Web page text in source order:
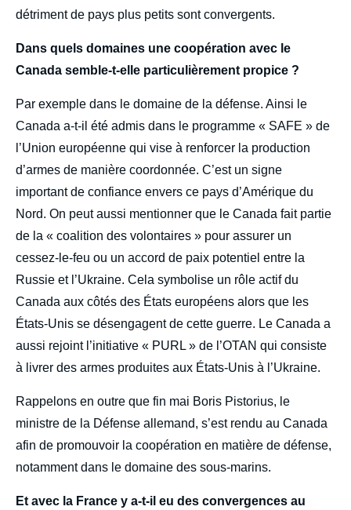
détriment de pays plus petits sont convergents.
Dans quels domaines une coopération avec le
Canada semble-t-elle particulièrement propice ?
Par exemple dans le domaine de la défense. Ainsi le
Canada a-t-il été admis dans le programme « SAFE » de
l’Union européenne qui vise à renforcer la production
d’armes de manière coordonnée. C’est un signe
important de confiance envers ce pays d’Amérique du
Nord. On peut aussi mentionner que le Canada fait partie
de la « coalition des volontaires » pour assurer un
cessez-le-feu ou un accord de paix potentiel entre la
Russie et l’Ukraine. Cela symbolise un rôle actif du
Canada aux côtés des États européens alors que les
États-Unis se désengagent de cette guerre. Le Canada a
aussi rejoint l’initiative « PURL » de l’OTAN qui consiste
à livrer des armes produites aux États-Unis à l’Ukraine.
Rappelons en outre que fin mai Boris Pistorius, le
ministre de la Défense allemand, s’est rendu au Canada
afin de promouvoir la coopération en matière de défense,
notamment dans le domaine des sous-marins.
Et avec la France y a-t-il eu des convergences au